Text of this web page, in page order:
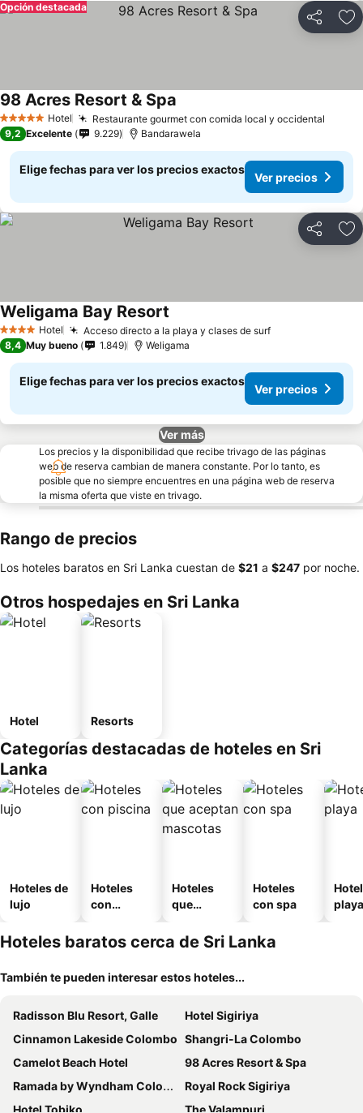
Compartir
Opción destacada
5 Estrellas Hotel Restaurante gourmet con comida local y occidental
98 Acres Resort & Spa
9,2 Excelente 9.229 Bandarawela
Elige fechas para ver los precios exactos
Ver precios
Compartir
4 EstrellasHotel Acceso directo a la playa y clases de surf
Weligama Bay Resort
8,4 Muy bueno 1.849 Weligama
Elige fechas para ver los precios exactos
Ver precios
Ver más
Los precios y la disponibilidad que recibe trivago de las páginas
web de reserva cambian de manera constante. Por lo tanto, es
posible que no siempre encuentres en una página web de reserva
la misma oferta que viste en trivago.
Rango de precios
Los hoteles baratos en Sri Lanka cuestan de ‎$21 a ‎$247 por noche.
Otros hospedajes en Sri Lanka
Hotel Resorts
Categorías destacadas de hoteles en Sri
Lanka
Hoteles de
lujo
Hoteles
con
Hoteles
que
mascotas
Hoteles
con spa
playa
Hoteles baratos cerca de Sri Lanka
También te pueden interesar estos hoteles...
Radisson Blu Resort, Galle
Hotel Sigiriya
Cinnamon Lakeside Colombo Shangri-La Colombo
Camelot Beach Hotel
98 Acres Resort & Spa
Ramada by Wyndham Colombo
Royal Rock Sigiriya
Hotel Tobiko
The Valampuri